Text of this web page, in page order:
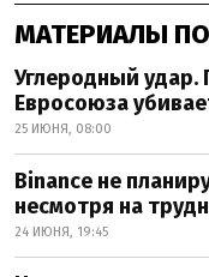
МАТЕРИАЛЫ
Углеродный
Евросоюза
25 ИЮНЯ, 08:00
Binance не
несмотря на
24 ИЮНЯ, 19:45